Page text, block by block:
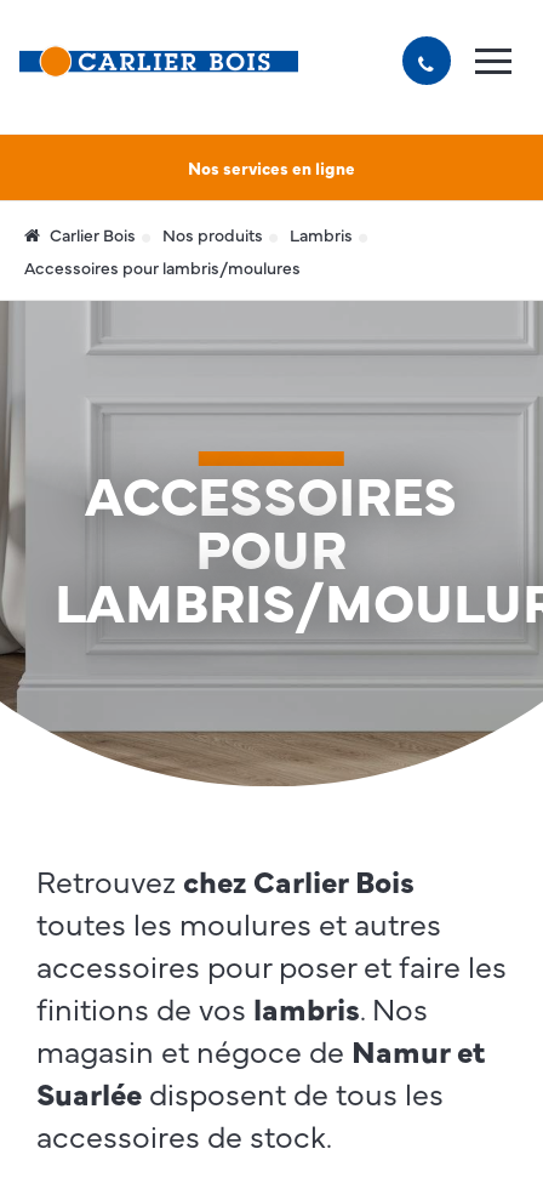
Nos services en ligne
Carlier Bois Nos produits
Lambris
Accessoires pour lambris/moulures
ACCESSOIRES
POUR
LAMBRIS/
Retrouvez chez Carlier Bois
toutes les moulures et autres
accessoires pour poser et faire les
finitions de vos lambris. Nos
magasin et négoce de Namur et
Suarlée disposent de tous les
accessoires de stock.